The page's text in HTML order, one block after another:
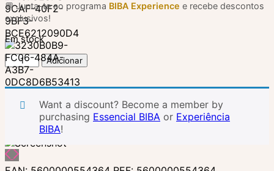
💬 Junta-te ao programa BIBA Experience e recebe descontos
exclusivos!
Em stock
Quantidade
de
Copo
água
“Viagem”
Adicionar
Want a discount? Become a member by
purchasing Essencial BIBA or Experiência
BIBA!